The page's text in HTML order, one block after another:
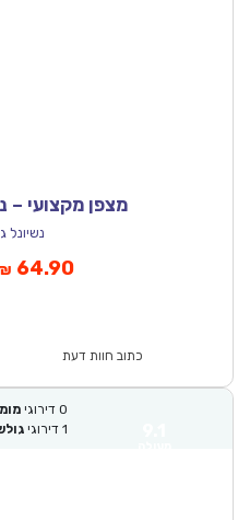
מצפן מקצועי –
נשיונל
₪93.00.
64.90המחיר
כתוב חוות דעת
0 דירוגי
1 דירוגי